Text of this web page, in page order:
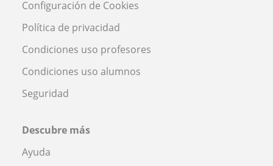
Configuración de Cookies
Política de privacidad
Condiciones uso profesores
Condiciones uso alumnos
Seguridad
Descubre más
Ayuda